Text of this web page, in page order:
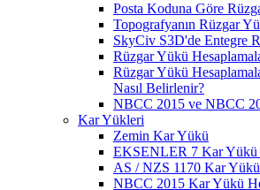
Posta Koduna Göre
Topografyanın Rüzgar
SkyCiv S3D'de Entegre
Rüzgar Yükü
Rüzgar Yükü
Nasıl Belirlenir?
NBCC 2015 ve NBCC
Kar Yükleri
Zemin Kar Yükü
EKSENLER 7 Kar Yükü
AS / NZS 1170 Kar Yükü
NBCC 2015 Kar Yükü